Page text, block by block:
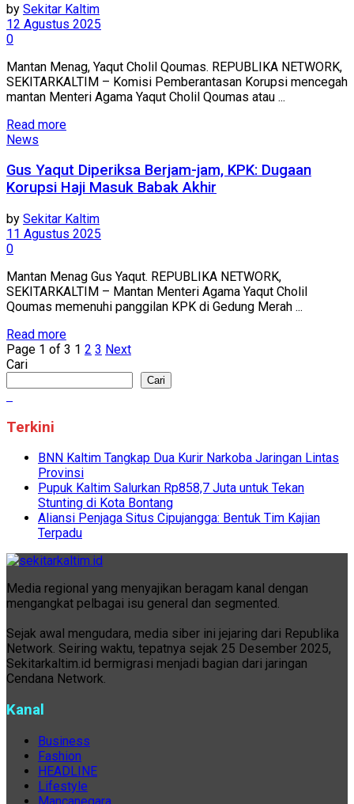
by Sekitar Kaltim
12 Agustus 2025
0
Mantan Menag, Yaqut Cholil Qoumas. REPUBLIKA NETWORK,
SEKITARKALTIM – Komisi Pemberantasan Korupsi mencegah
mantan Menteri Agama Yaqut Cholil Qoumas atau ...
Read more
News
Gus Yaqut Diperiksa Berjam-jam, KPK: Dugaan
Korupsi Haji Masuk Babak Akhir
by Sekitar Kaltim
11 Agustus 2025
0
Mantan Menag Gus Yaqut. REPUBLIKA NETWORK,
SEKITARKALTIM – Mantan Menteri Agama Yaqut Cholil
Qoumas memenuhi panggilan KPK di Gedung Merah ...
Read more
Page 1 of 3 1 2 3 Next
Cari
Cari
Terkini
BNN Kaltim Tangkap Dua Kurir Narkoba Jaringan Lintas
Provinsi
Pupuk Kaltim Salurkan Rp858,7 Juta untuk Tekan
Stunting di Kota Bontang
Aliansi Penjaga Situs Cipujangga: Bentuk Tim Kajian
Terpadu
Media regional yang menyajikan beragam kanal dengan
mengangkat pelbagai isu general dan segmented.
Sejak awal mengudara, media siber ini jejaring dari Republika
Network. Seiring waktu, tepatnya sejak 25 Desember 2025,
Sekitarkaltim.id bermigrasi menjadi bagian dari jaringan
Cendana Network.
Kanal
Business
Fashion
HEADLINE
Lifestyle